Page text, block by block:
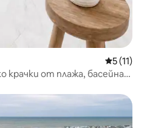
Средна
5 (11)
крачки от плажа, басейна,
гостите